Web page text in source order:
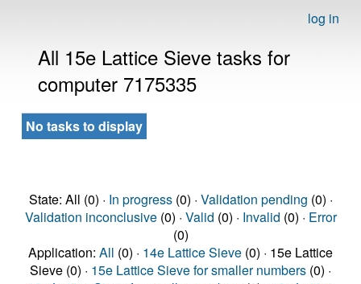
log in
All 15e Lattice Sieve tasks for
computer 7175335
No tasks to display
State: All (0) · In progress(0) · Validation pending (0) ·
Validation inconclusive(0) · Valid (0) · Invalid (0) · Error
(0)
Application: All (0) · 14e Lattice Sieve (0) · 15e Lattice
Sieve (0) · 15e Lattice Sieve for smaller numbers (0) ·